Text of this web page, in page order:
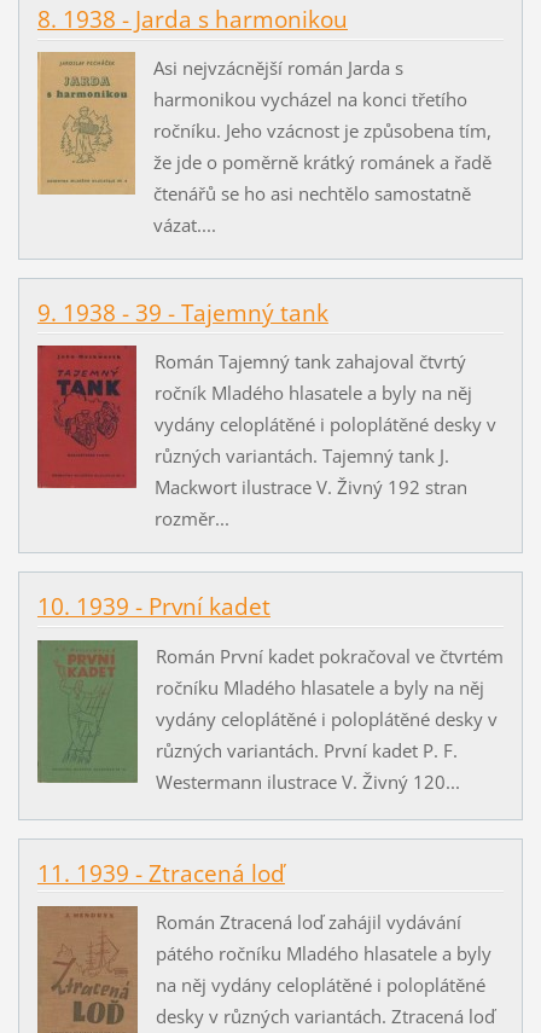
8. 1938 - Jarda s harmonikou
Asi nejvzácnější román Jarda s
harmonikou vycházel na konci třetího
ročníku. Jeho vzácnost je způsobena tím,
že jde o poměrně krátký románek a řadě
čtenářů se ho asi nechtělo samostatně
vázat....
9. 1938 - 39 - Tajemný tank
Román Tajemný tank zahajoval čtvrtý
ročník Mladého hlasatele a byly na něj
vydány celoplátěné i poloplátěné desky v
různých variantách. Tajemný tank J.
Mackwort ilustrace V. Živný 192 stran
rozměr...
10. 1939 - První kadet
Román První kadet pokračoval ve čtvrtém
ročníku Mladého hlasatele a byly na něj
vydány celoplátěné i poloplátěné desky v
různých variantách. První kadet P. F.
Westermann ilustrace V. Živný 120...
11. 1939 - Ztracená loď
Román Ztracená loď zahájil vydávání
pátého ročníku Mladého hlasatele a byly
na něj vydány celoplátěné i poloplátěné
desky v různých variantách. Ztracená loď